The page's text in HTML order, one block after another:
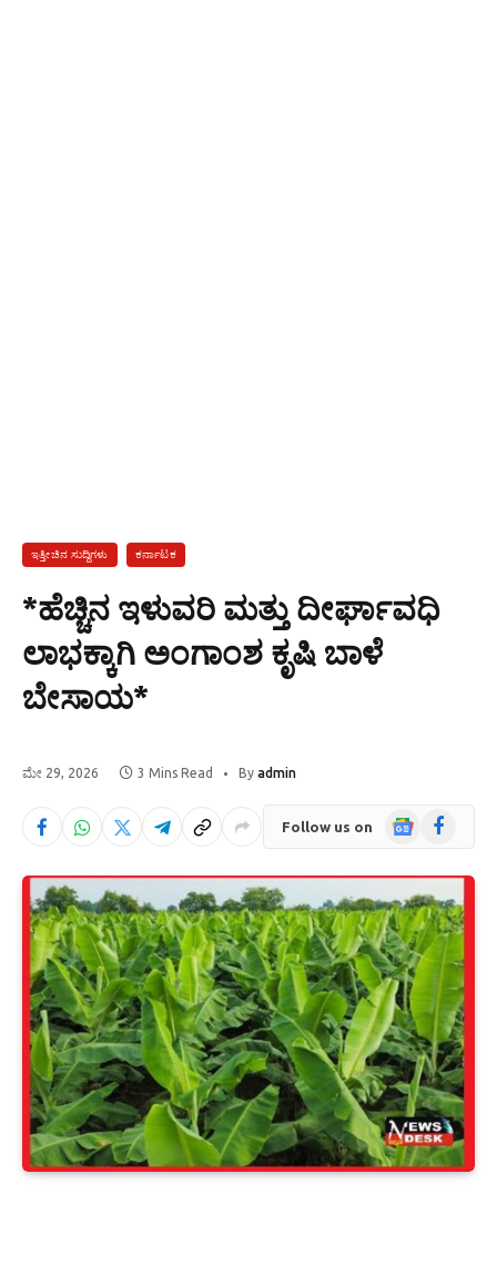
ಇತ್ತೀಚಿನ ಸುದ್ದಿಗಳು ಕರ್ನಾಟಕ
*ಹೆಚ್ಚಿನ ಇಳುವರಿ ಮತ್ತು ದೀರ್ಘಾವಧಿ
ಲಾಭಕ್ಕಾಗಿ ಅಂಗಾಂಶ ಕೃಷಿ ಬಾಳೆ
ಬೇಸಾಯ*
ಮೇ 29, 2026 3 Mins Read By admin
Follow us on
GoogleFacebook